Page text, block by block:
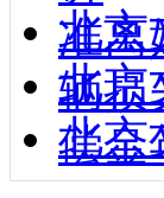
准离
北京
辆损
北京
偿金
北京